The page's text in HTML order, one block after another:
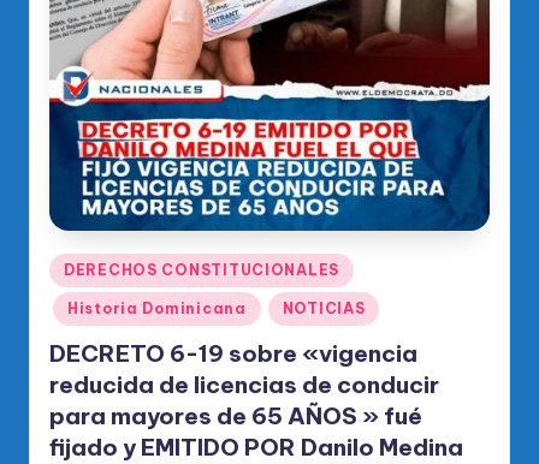
Publicado
en
DERECHOS CONSTITUCIONALES
Historia Dominicana NOTICIAS
DECRETO 6-19 sobre «vigencia
reducida de licencias de conducir
para mayores de 65 AÑOS » fué
fijado y EMITIDO POR Danilo Medina